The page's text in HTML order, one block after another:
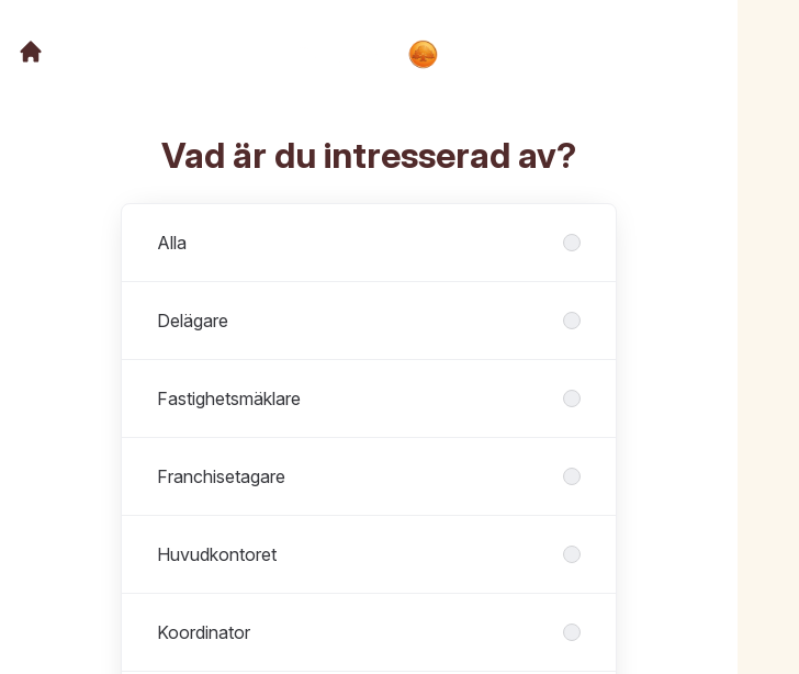
Vad är du intresserad av?
Alla
Delägare
Fastighetsmäklare
Franchisetagare
Huvudkontoret
Koordinator